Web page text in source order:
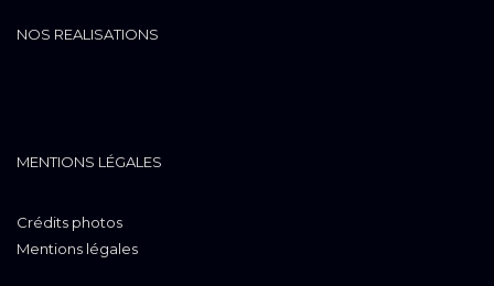
NOS REALISATIONS
MENTIONS LÉGALES
Crédits photos
Mentions légales